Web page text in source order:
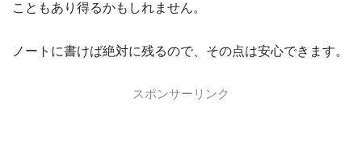
こともあり得るかもしれません。
ノートに書けば絶対に残るので、その点は安心できます。
スポンサーリンク